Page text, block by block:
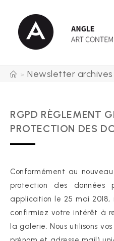
content
> Newsletter
RGPD RÈGLEMENT
PROTECTION DES
Conformément au
protection des données
application le 25 mai 2018,
confirmiez votre intérêt à
la galerie. Nous utilisons